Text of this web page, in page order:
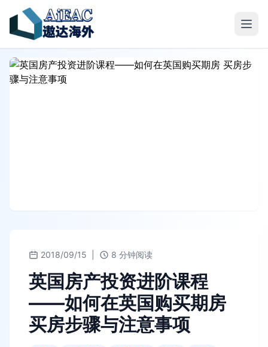
2018/09/15 8 分钟阅读
英国房产投资进阶课程
——如何在英国购买期房
买房步骤与注意事项